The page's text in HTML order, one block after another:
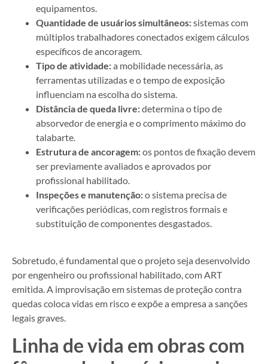
equipamentos.
Quantidade de usuários simultâneos:sistemas com
múltiplos trabalhadores conectados exigem cálculos
específicos de ancoragem.
Tipo de atividade:a mobilidade necessária, as
ferramentas utilizadas e o tempo de exposição
influenciam na escolha do sistema.
Distância de queda livre:determina o tipo de
absorvedor de energia e o comprimento máximo do
talabarte.
Estrutura de ancoragem:os pontos de fixação devem
ser previamente avaliados e aprovados por
profissional habilitado.
Inspeções e manutenção:o sistema precisa de
verificações periódicas, com registros formais e
substituição de componentes desgastados.
Sobretudo, é fundamental que o projeto seja desenvolvido
por engenheiro ou profissional habilitado, com ART
emitida. A improvisação em sistemas de proteção contra
quedas coloca vidas em risco e expõe a empresa a sanções
legais graves.
Linha de vida em obras com